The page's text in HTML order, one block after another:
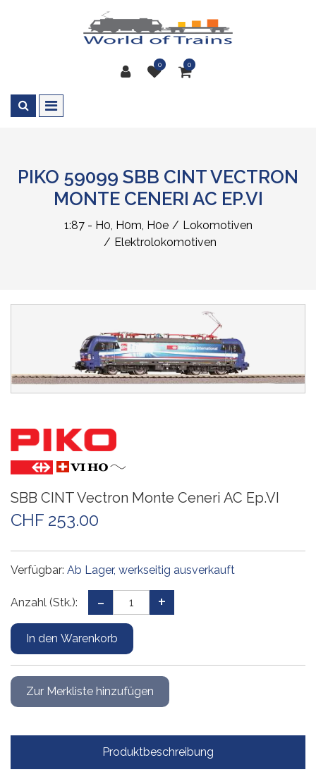
0 0
PIKO 59099 SBB CINT VECTRON
MONTE CENERI AC EP.VI
1:87 - H0, H0m, H0e
Lokomotiven
Elektrolokomotiven
SBB CINT Vectron Monte Ceneri AC Ep.VI
CHF 253.00
Verfügbar: Ab Lager, werkseitig ausverkauft
Anzahl (Stk.):
Produktbeschreibung